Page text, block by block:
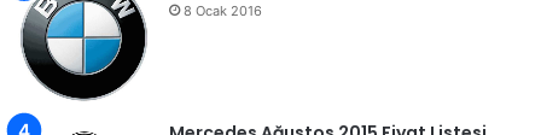
8 Ocak 2016